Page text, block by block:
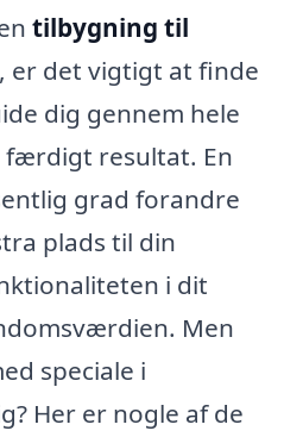
tilbygning til
, er det vigtigt at finde
dig gennem hele
færdigt resultat. En
grad forandre
plads til din
i dit
Men
speciale i
Her er nogle af de